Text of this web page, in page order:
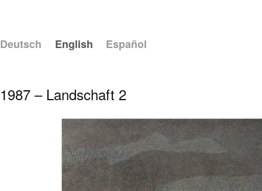
Deutsch English Español
1987 – Landschaft 2